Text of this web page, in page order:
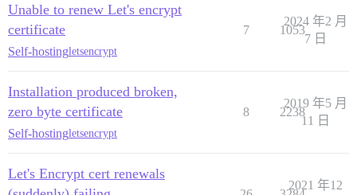
Unable to renew Let's encrypt
certificate
Self-hostingletsencrypt
7 1053
2024 年2 月
7 日
Installation produced broken,
zero byte certificate
Self-hostingletsencrypt
8 2238
2019 年5 月
11 日
Let's Encrypt cert renewals
2021 年12